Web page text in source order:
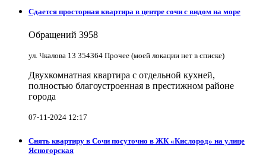
Сдается просторная квартира в центре сочи с видом на море
Обращений 3958
ул. Чкалова 13 354364 Прочее (моей локации нет в списке)
Двухкомнатная квартира с отдельной кухней,
полностью благоустроенная в престижном районе
города
07-11-2024 12:17
Снять квартиру в Cочи посуточно в ЖК «Кислород» на улице
Ясногорская